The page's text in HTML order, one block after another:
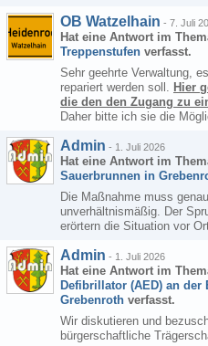
OB Watzelhain - 7. Juli
Hat eine Antwort im
Treppenstufen verfasst.
Sehr geehrte Verwaltung,
repariert werden soll. Hier
die den den Zugang zu
Daher bitte ich sie die
Admin - 1. Juli 2026
Hat eine Antwort im
Sauerbrunnen in
Die Maßnahme muss
unverhältnismäßig. Der
erörtern die Situation vor
Admin - 1. Juli 2026
Hat eine Antwort im
Defibrillator (AED) an der
Grebenroth verfasst.
Wir diskutieren und
bürgerschaftliche